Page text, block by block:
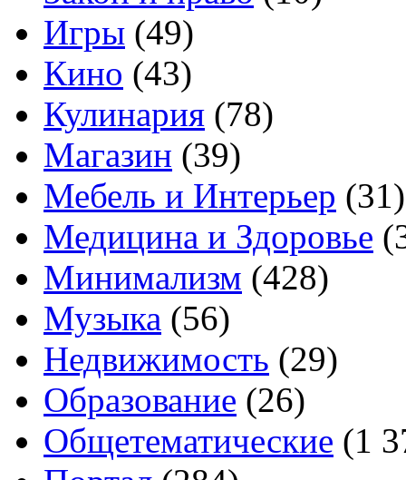
Игры (49)
Кино (43)
Кулинария (78)
Магазин (39)
Мебель и Интерьер (31)
Медицина и Здоровье
Минимализм (428)
Музыка (56)
Недвижимость (29)
Образование (26)
Общетематические (1